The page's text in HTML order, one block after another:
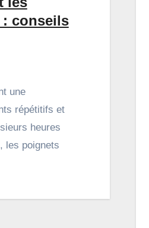
conseils
répétitifs et
heures
les poignets